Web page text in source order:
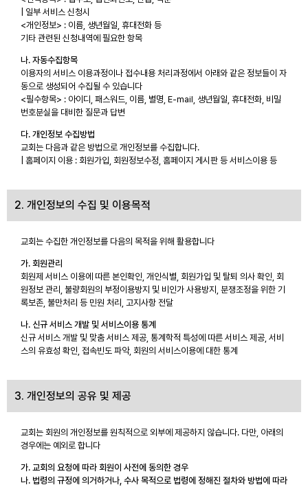
| 일부 서비스 신청시
<개인정보> : 이름, 생년월일, 휴대전화 등
기타 관련된 신청내역에 필요한 항목
나. 자동수집항목
이용자의 서비스 이용과정이나 접수내용 처리과정에서 아래와 같은 정보들이 자
동으로 생성되어 수집될 수 있습니다
<필수항목> : 아이디, 패스워드, 이름, 별명, E-mail, 생년월일, 휴대전화, 비밀
번호분실을 대비한 질문과 답변
다. 개인정보 수집방법
교회는 다음과 같은 방법으로 개인정보를 수집합니다.
| 홈페이지 이용 : 회원가입, 회원정보수정, 홈페이지 게시판 등 서비스이용 등
2. 개인정보의 수집 및 이용목적
교회는 수집한 개인정보를 다음의 목적을 위해 활용합니다
가. 회원관리
회원제 서비스 이용에 따른 본인확인, 개인식별, 회원가입 및 탈퇴 의사 확인, 회
원정보 관리, 불량회원의 부정이용방지 및 비인가 사용방지, 분쟁조정을 위한 기
록보존, 불만처리 등 민원 처리, 고지사항 전달
나. 신규 서비스 개발 및 서비스이용 통계
신규 서비스 개발 및 맞춤 서비스 제공, 통계학적 특성에 따른 서비스 제공, 서비
스의 유효성 확인, 접속빈도 파악, 회원의 서비스이용에 대한 통계
3. 개인정보의 공유 및 제공
교회는 회원의 개인정보를 원칙적으로 외부에 제공하지 않습니다. 다만, 아래의
경우에는 예외로 합니다
가. 교회의 요청에 따라 회원이 사전에 동의한 경우
나. 법령의 규정에 의거하거나, 수사 목적으로 법령에 정해진 절차와 방법에 따라